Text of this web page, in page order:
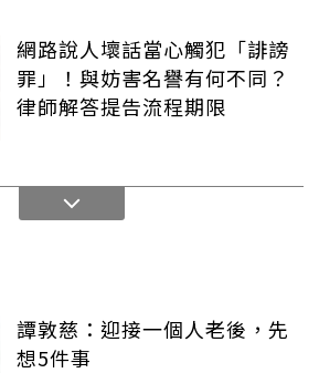
網路說人壞話當心觸犯「誹謗
罪」！與妨害名譽有何不同？
律師解答提告流程期限
譚敦慈：迎接一個人老後，先
想5件事